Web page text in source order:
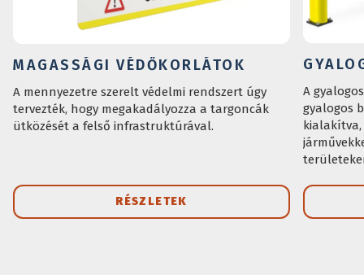
MAGASSÁGI VÉDŐKORLÁTOK
A mennyezetre szerelt védelmi rendszert úgy
tervezték, hogy megakadályozza a targoncák
ütközését a felső infrastruktúrával.
RÉSZLETEK
A
gyalogos
szemben.